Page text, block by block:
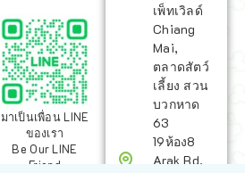
มาเป็นเพื่อน LINE
ของเรา
Be Our LINE
Friend
เพ็ทเวิลด์
Chiang
Mai,
ตลาดสัตว์
เลี้ยง สวน
บวกหาด
63
19ห้อง8
Arak Rd,